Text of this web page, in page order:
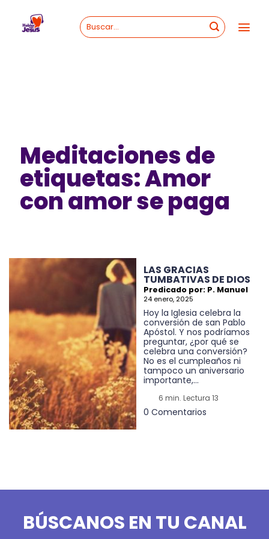
content
Meditaciones de
etiquetas: Amor
con amor se paga
LAS GRACIAS
TUMBATIVAS DE DIOS
Predicado por: P. Manuel
24 enero, 2025
Hoy la Iglesia celebra la
conversión de san Pablo
Apóstol. Y nos podríamos
preguntar, ¿por qué se
celebra una conversión?
No es el cumpleaños ni
tampoco un aniversario
importante,...
6 min. Lectura 13
0 Comentarios
BÚSCANOS EN TU CANAL